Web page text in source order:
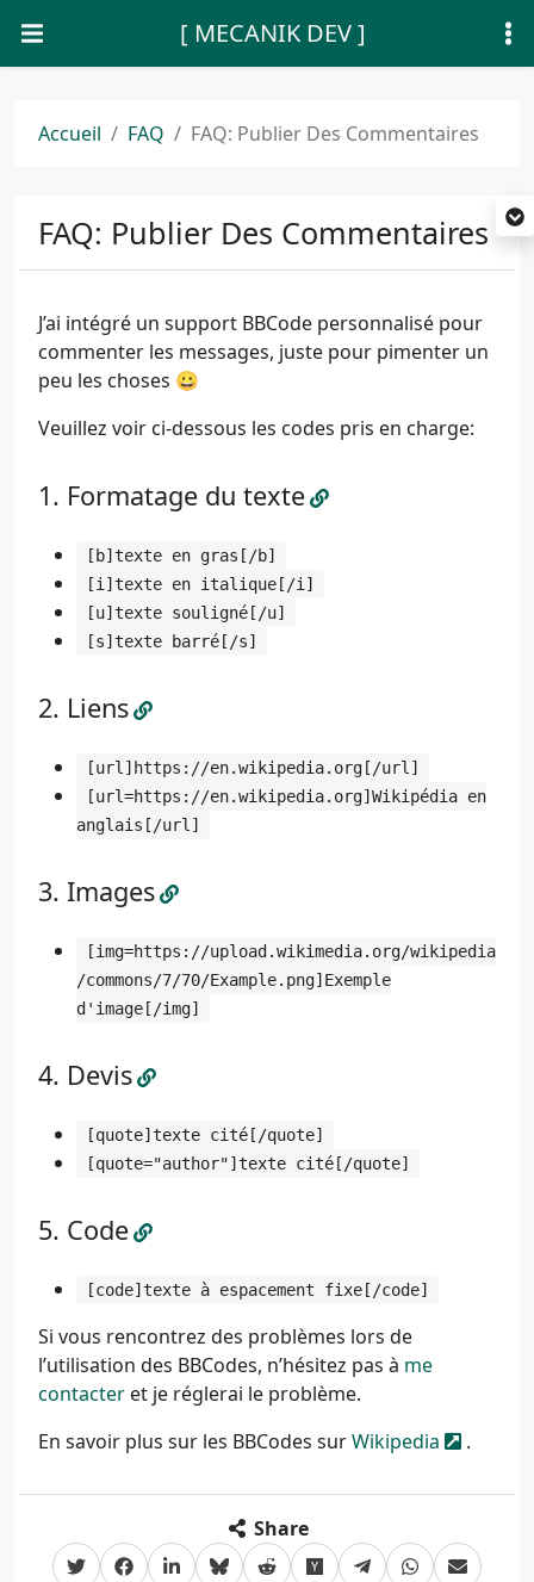
[ MECANIK DEV ]
Accueil FAQ FAQ: Publier Des Commentaires
FAQ: Publier Des Commentaires
J’ai intégré un support BBCode personnalisé pour
commenter les messages, juste pour pimenter un
peu les choses 😀
Veuillez voir ci-dessous les codes pris en charge:
Formatage du texte
[b]texte en gras[/b]
[i]texte en italique[/i]
[u]texte souligné[/u]
[s]texte barré[/s]
Liens
[url]https://en.wikipedia.org[/url]
[url=https://en.wikipedia.org]Wikipédia en
anglais[/url]
Images
[img=https://upload.wikimedia.org/wikipedia
/commons/7/70/Example.png]Exemple
d'image[/img]
Devis
[quote]texte cité[/quote]
[quote="author"]texte cité[/quote]
Code
[code]texte à espacement fixe[/code]
Si vous rencontrez des problèmes lors de
l’utilisation des BBCodes, n’hésitez pas à me
contacter et je réglerai le problème.
En savoir plus sur les BBCodes surWikipedia .
Share